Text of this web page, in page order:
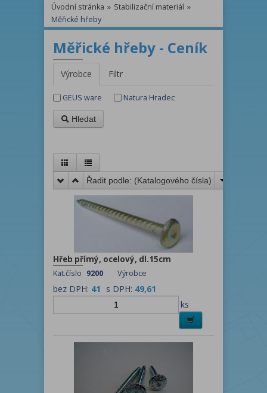
Úvodní stránka » Stabilizační materiál »
Měřické hřeby
Měřické hřeby - Ceník
Výrobce Filtr
GEUS ware Natura Hradec
Hledat
Řadit podle: (Katalogového čísla)
Hřeb přímý, ocelový, dl.15cm
Kat.číslo 9200 Výrobce
bez DPH: 41 s DPH: 49,61
ks